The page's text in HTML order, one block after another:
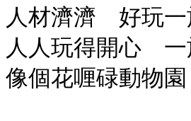
人材濟濟 好玩一
人人玩得開心 一
像個花喱碌動物